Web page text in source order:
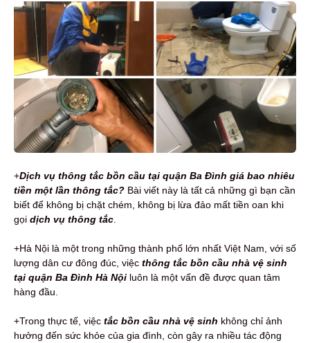
+Dịch vụ thông tắc bồn cầu tại quận Ba Đình giá bao nhiêu
tiền một lần thông tắc? Bài viết này là tất cả những gì bạn cần
biết để không bị chặt chém, không bị lừa đảo mất tiền oan khi
gọi dịch vụ thông tắc
+Hà Nội là một trong những thành phố lớn nhất Việt Nam, với số
lượng dân cư đông đúc, việc thông tắc bồn cầu nhà vệ sinh
tại quận Ba Đình Hà Nội luôn là một vấn đề được quan tâm
hàng đầu.
+Trong thực tế, việc tắc bồn cầu nhà vệ sinh không chỉ ảnh
hưởng đến sức khỏe của gia đình, còn gây ra nhiều tác động